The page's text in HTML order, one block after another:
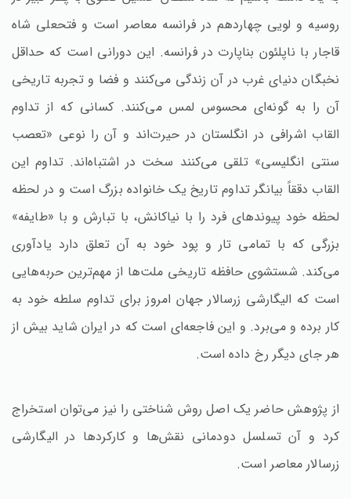
روسیه و لویی چهاردهم در فرانسه معاصر است و فتحعلی شاه
قاجار با ناپلئون بناپارت در فرانسه. این دورانی است که حداقل
نخبگان دنیای غرب در آن زندگی می‌کنند و فضا و تجربه تاریخی
آن را به گونه‌ای محسوس لمس می‌کنند. کسانی که از تداوم
القاب اشرافی در انگلستان در حیرت‌اند و آن را نوعی «تعصب
سنتی انگلیسی» تلقی می‌کنند سخت در اشتباه‌اند. تداوم این
القاب دققاً بیانگر تداوم تاریخ یک خانواده بزرگ است و در لحظه
لحظه خود پیوندهای فرد را با نیاکانش، با تبارش و با «طایفه»
بزرگی که با تمامی تار و پود خود به آن تعلق دارد یادآوری
می‌کند. شستشوی حافظه تاریخی ملت‌ها از مهم‌ترین حربه‌هایی
است که الیگارشی زرسالار جهان امروز برای تداوم سلطه خود به
کار برده و می‌برد. و این فاجعه‌ای است که در ایران شاید بیش از
هر جای دیگر رخ داده است.
از پژوهش حاضر یک اصل روش شناختی را نیز می‌توان استخراج
کرد و آن تسلسل دودمانی نقش‌ها و کارکردها در الیگارشی
زرسالار معاصر است.